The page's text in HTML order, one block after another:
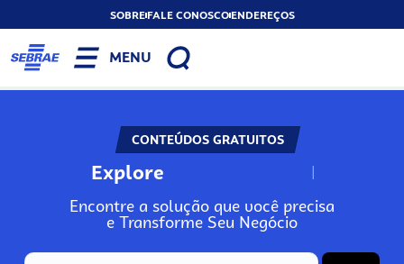
SOBREFALE CONOSCOENDEREÇOS
MENU
CONTEÚDOS GRATUITOS
Explore N
Encontre a solução que você precisa
e Transforme Seu Negócio